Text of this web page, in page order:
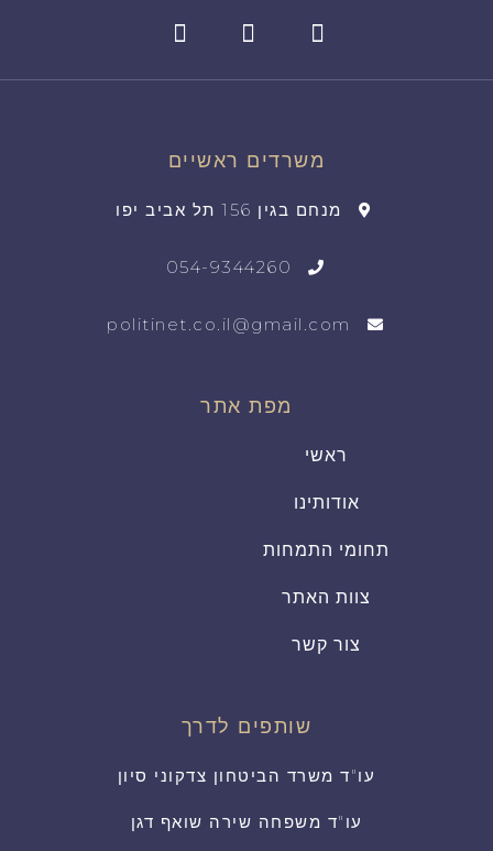
משרדים ראשיים
מנחם בגין 156 תל אביב יפו
054-9344260
politinet.co.il@gmail.com
מפת אתר
ראשי
אודותינו
תחומי התמחות
צוות האתר
צור קשר
שותפים לדרך
עו"ד משרד הביטחון צדקוני סיון
עו"ד משפחה שירה שואף דגן